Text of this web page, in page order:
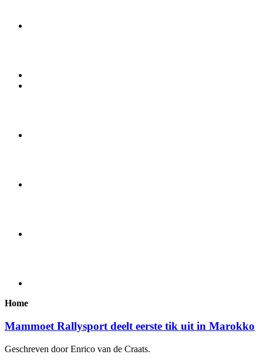
Home
Mammoet Rallysport deelt eerste tik uit in Marokko
Geschreven door Enrico van de Craats.